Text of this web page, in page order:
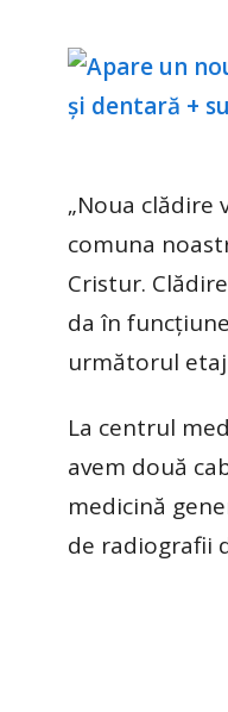
„Noua clădire
comuna
Cristur.
da în
următorul
La centrul
avem două
medicină
de radiografii